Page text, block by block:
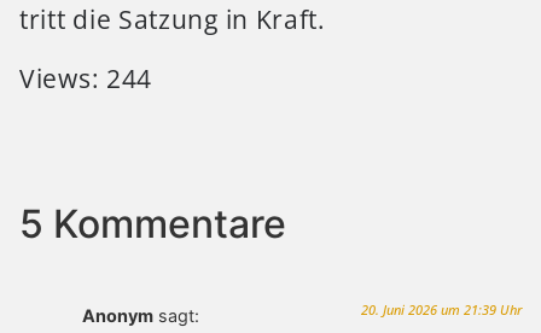
tritt die Satzung in Kraft.
Views: 244
5 Kommentare
Anonym sagt: 20. Juni 2026 um 21:39 Uhr